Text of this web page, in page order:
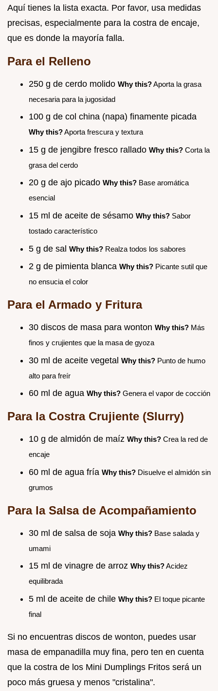
Aquí tienes la lista exacta. Por favor, usa medidas
precisas, especialmente para la costra de encaje,
que es donde la mayoría falla.
Para el Relleno
250 g de cerdo molido Why this?Aporta la grasa
necesaria para la jugosidad
100 g de col china (napa) finamente picada
Why this?Aporta frescura y textura
15 g de jengibre fresco rallado Why this? Corta la
grasa del cerdo
20 g de ajo picado Why this? Base aromática
esencial
15 ml de aceite de sésamo Why this? Sabor
tostado característico
5 g de sal Why this? Realza todos los sabores
2 g de pimienta blanca Why this? Picante sutil que
no ensucia el color
Para el Armado y Fritura
30 discos de masa para wonton Why this? Más
finos y crujientes que la masa de gyoza
30 ml de aceite vegetal Why this? Punto de humo
alto para freír
60 ml de agua Why this? Genera el vapor de cocción
Para la Costra Crujiente (Slurry)
10 g de almidón de maíz Why this? Crea la red de
encaje
60 ml de agua fría Why this? Disuelve el almidón sin
grumos
Para la Salsa de Acompañamiento
30 ml de salsa de soja Why this? Base salada y
umami
15 ml de vinagre de arroz Why this?Acidez
equilibrada
5 ml de aceite de chile Why this? El toque picante
final
Si no encuentras discos de wonton, puedes usar
masa de empanadilla muy fina, pero ten en cuenta
que la costra de los Mini Dumplings Fritos será un
poco más gruesa y menos "cristalina".